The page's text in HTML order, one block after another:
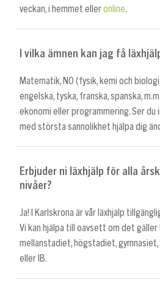
veckan, i hemmet elleronline.
I vilka ämnen kan jag få
Matematik, NO (fysik, kemi och
engelska, tyska, franska, spanska,
ekonomi eller programmering. Ser du
med största sannolikhet hjälpa dig
Erbjuder ni läxhjälp för alla
nivåer?
Ja! I Karlskrona är vår läxhjälp
Vi kan hjälpa till oavsett om det gäller
mellanstadiet, högstadiet,
eller IB.